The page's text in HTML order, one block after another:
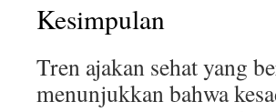
Kesimpulan
Tren ajakan sehat yang
menunjukkan bahwa